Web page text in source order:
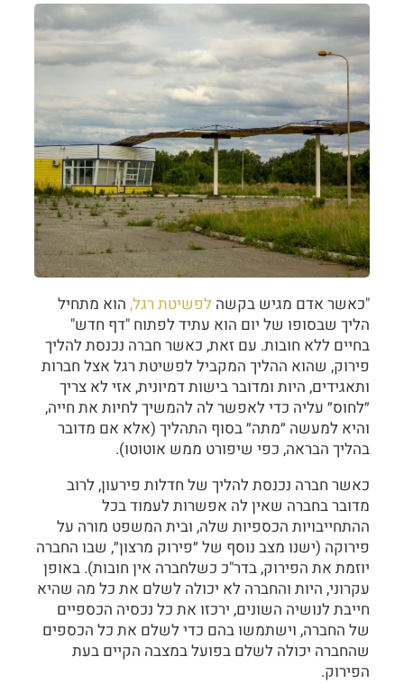
"כאשר אדם מגיש בקשה לפשיטת רגל, הוא מתחיל
הליך שבסופו של יום הוא עתיד לפתוח "דף חדש"
בחיים ללא חובות. עם זאת, כאשר חברה נכנסת להליך
פירוק, שהוא ההליך המקביל לפשיטת רגל אצל חברות
ותאגידים, היות ומדובר בישות דמיונית, אזי לא צריך
״לחוס״ עליה כדי לאפשר לה להמשיך לחיות את חייה,
והיא למעשה ״מתה״ בסוף התהליך (אלא אם מדובר
בהליך הבראה, כפי שיפורט ממש אוטוטו).
כאשר חברה נכנסת להליך של חדלות פירעון, לרוב
מדובר בחברה שאין לה אפשרות לעמוד בכל
ההתחייבויות הכספיות שלה, ובית המשפט מורה על
פירוקה (ישנו מצב נוסף של ״פירוק מרצון״, שבו החברה
יוזמת את הפירוק, בדר"כ כשלחברה אין חובות). באופן
עקרוני, היות והחברה לא יכולה לשלם את כל מה שהיא
חייבת לנושיה השונים, ירכזו את כל נכסיה הכספיים
של החברה, וישתמשו בהם כדי לשלם את כל הכספים
שהחברה יכולה לשלם בפועל במצבה הקיים בעת
הפירוק.